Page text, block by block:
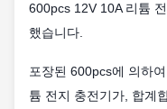
600pcs 12V 10A 리튬
했습니다.
포장된 600pcs에 의하
튬 전지 충전기가, 합계